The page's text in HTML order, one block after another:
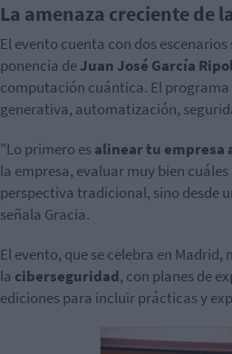
La amenaza creciente de
El evento cuenta con dos
ponencia deJuan José García
computación cuántica. El
generativa, automatización,
"Lo primero esalinear tu empresa
la empresa, evaluar muy bien
perspectiva tradicional, sino desde
señala Gracia.
El evento, que se celebra en
la ciberseguridad, con planes de
ediciones para incluir prácticas y